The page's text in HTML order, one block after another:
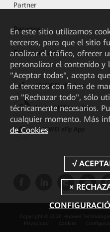
Partner
Recursos
Enlaces directos
HUAWEI eKit App
Huawei HiKnow App
HUAWEI eFly App
Copyright © 2026 Huawei
Privacidad
Cookies
En este sitio utilizamos
terceros, para que el sitio
analizar el tráfico, ofrecer
personalizar el contenido y
"Aceptar todas", acepta
de terceros con fines de
en "Rechazar todo", sólo
técnicamente necesarios.
cualquier momento. Más
de Cookies